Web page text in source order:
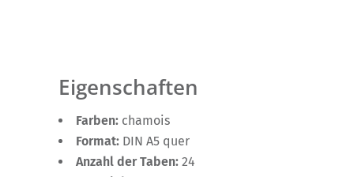
Eigenschaften
Farben: chamois
Format: DIN A5 quer
Anzahl der Taben: 24